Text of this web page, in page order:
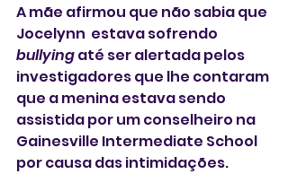
A mãe afirmou que não sabia que
Jocelynn  estava sofrendo
bullying até ser alertada pelos
investigadores que lhe contaram
que a menina estava sendo
assistida por um conselheiro na
Gainesville Intermediate School
por causa das intimidações.